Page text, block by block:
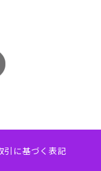
引に基づく表記